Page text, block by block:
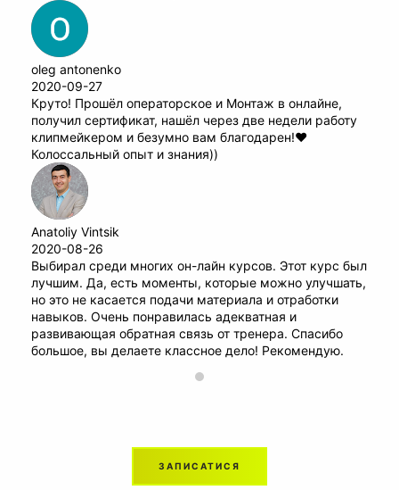
oleg antonenko
2020-09-27
Круто! Прошёл операторское и Монтаж в онлайне,
получил сертификат, нашёл через две недели работу
клипмейкером и безумно вам благодарен!♥️
Колоссальный опыт и знания))
Anatoliy Vintsik
2020-08-26
Выбирал среди многих он-лайн курсов. Этот курс был
лучшим. Да, есть моменты, которые можно улучшать,
но это не касается подачи материала и отработки
навыков. Очень понравилась адекватная и
развивающая обратная связь от тренера. Спасибо
большое, вы делаете классное дело! Рекомендую.
ЗАПИСАТИСЯ